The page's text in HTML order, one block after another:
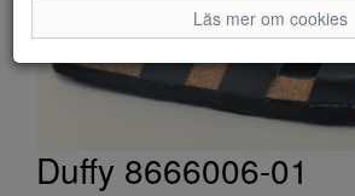
Duffy 8666006-01
Läs mer om cookies